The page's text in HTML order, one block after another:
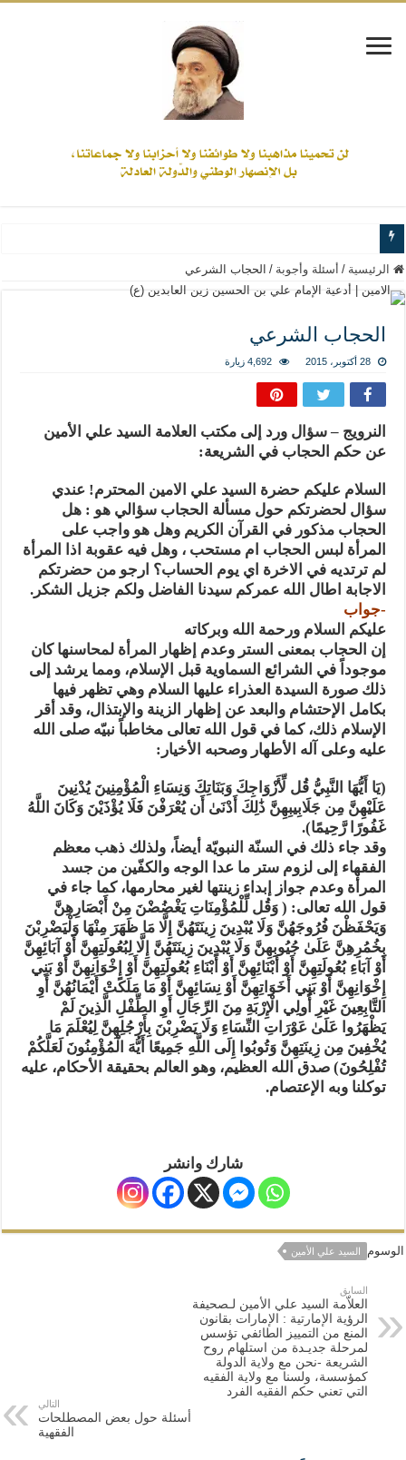
www.alamine.net
مواقف وآراء العلاّمة السيد علي الأمين من الأحداث والقضايا - اضغط للاطلاع
إذا كان التسنن هو الإيمان بسنة رسول الله ( صلى الله عليه وآله) فكلّ
علاقات المذاهب والأديان لا يجوز أن تكون على حساب الأوطان
لن تحمينا مذاهبنا ولا طوائفنا ولا أحزابنا ولا جماعاتنا، بل الإنصهار الوطني والدولة
ليست المنفعة تأتي من إسلامية النّظام كما لا تأتي المضرة من مسيحية النظام
نسج العلاقة مع الآخر تكون من خلال منظومة القيم و المبادئ الانسانية التي تجعل
الرئيسية / أسئلة وأجوبة / الحجاب الشرعي
الحجاب الشرعي
28 أكتوبر، 2015 4,692 زيارة
النرويج – سؤال ورد إلى مكتب العلامة السيد علي الأمين
عن حكم الحجاب في الشريعة:
السلام عليكم حضرة السيد علي الامين المحترم! عندي
سؤال لحضرتكم حول مسألة الحجاب سؤالي هو : هل
الحجاب مذكور في القرآن الكريم وهل هو واجب على
المرأة لبس الحجاب ام مستحب ، وهل فيه عقوبة اذا المرأة
لم ترتديه في الاخرة اي يوم الحساب؟ ارجو من حضرتكم
الاجابة اطال الله عمركم سيدنا الفاضل ولكم جزيل الشكر.
-جواب
عليكم السلام ورحمة الله وبركاته
إن الحجاب بمعنى الستر وعدم إظهار المرأة لمحاسنها كان
موجوداً في الشرائع السماوية قبل الإسلام، ومما يرشد إلى
ذلك صورة السيدة العذراء عليها السلام وهي تظهر فيها
بكامل الإحتشام والبعد عن إظهار الزينة والإبتذال، وقد أقر
الإسلام ذلك، كما في قول الله تعالى مخاطباً نبيّه صلى الله
عليه وعلى آله الأطهار وصحبه الأخيار:
(يَا أَيُّهَا النَّبِيُّ قُل لِّأَزْوَاجِكَ وَبَنَاتِكَ وَنِسَاءِ الْمُؤْمِنِينَ يُدْنِينَ
عَلَيْهِنَّ مِن جَلَابِيبِهِنَّ ذَٰلِكَ أَدْنَىٰ أَن يُعْرَفْنَ فَلَا يُؤْذَيْنَ وَكَانَ اللَّهُ
غَفُورًا رَّحِيمًا).
وقد جاء ذلك في السنّة النبويّة أيضاً، ولذلك ذهب معظم
الفقهاء إلى لزوم ستر ما عدا الوجه والكفّين من جسد
المرأة وعدم جواز إبداء زينتها لغير محارمها، كما جاء في
قول الله تعالى: ( وَقُل لِّلْمُؤْمِنَاتِ يَغْضُضْنَ مِنْ أَبْصَارِهِنَّ
وَيَحْفَظْنَ فُرُوجَهُنَّ وَلَا يُبْدِينَ زِينَتَهُنَّ إِلَّا مَا ظَهَرَ مِنْهَا وَلْيَضْرِبْنَ
بِخُمُرِهِنَّ عَلَىٰ جُيُوبِهِنَّ وَلَا يُبْدِينَ زِينَتَهُنَّ إِلَّا لِبُعُولَتِهِنَّ أَوْ آبَائِهِنَّ
أَوْ آبَاءِ بُعُولَتِهِنَّ أَوْ أَبْنَائِهِنَّ أَوْ أَبْنَاءِ بُعُولَتِهِنَّ أَوْ إِخْوَانِهِنَّ أَوْ بَنِي
إِخْوَانِهِنَّ أَوْ بَنِي أَخَوَاتِهِنَّ أَوْ نِسَائِهِنَّ أَوْ مَا مَلَكَتْ أَيْمَانُهُنَّ أَوِ
التَّابِعِينَ غَيْرِ أُولِي الْإِرْبَةِ مِنَ الرِّجَالِ أَوِ الطِّفْلِ الَّذِينَ لَمْ
يَظْهَرُوا عَلَىٰ عَوْرَاتِ النِّسَاءِ وَلَا يَضْرِبْنَ بِأَرْجُلِهِنَّ لِيُعْلَمَ مَا
يُخْفِينَ مِن زِينَتِهِنَّ وَتُوبُوا إِلَى اللَّهِ جَمِيعًا أَيُّهَ الْمُؤْمِنُونَ لَعَلَّكُمْ
تُفْلِحُونَ) صدق الله العظيم، وهو العالم بحقيقة الأحكام، عليه
توكلنا وبه الإعتصام.
شارك وانشر
الوسوم السيد علي الأمين
السابق
العلاّمة السيد علي الأمين لـصحيفة
الرؤية الإمارتية : الإمارات بقانون
المنع من التمييز الطائفي تؤسس
لمرحلة جديـدة من استلهام روح
الشريعة -نحن مع ولاية الدولة
كمؤسسة، ولسنا مع ولاية الفقيه
التي تعني حكم الفقيه الفرد
التالي
أسئلة حول بعض المصطلحات
الفقهية